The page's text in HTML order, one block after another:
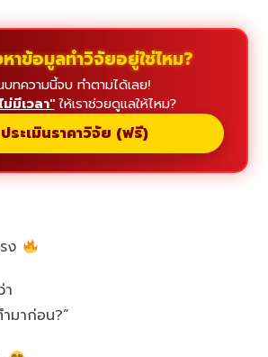
าข้อมูลทำวิจัยอยู่ใช่ไหม?
บทความนี้จบ ทำตามได้เลย!
ม่มีเวลา"ให้เราช่วยดูแลให้ไหม?
ประเมินราคาวิจัย (ฟรี)
ง
มาก่อน?”